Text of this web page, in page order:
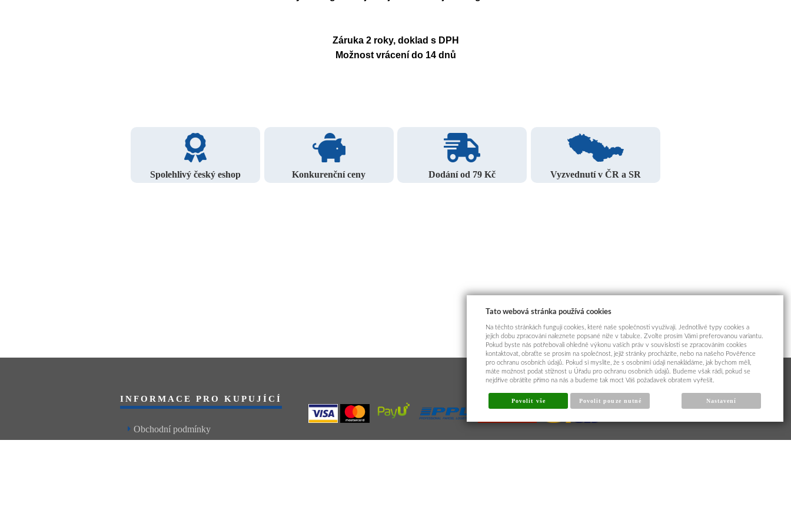
Záruka 2 roky, doklad s DPH
Možnost vrácení do 14 dnů
Spolehlivý český eshop Konkurenční ceny Dodání od 79 Kč Vyzvednutí v ČR a SR
INFORMACE PRO KUPUJÍCÍ
Obchodní podmínky
Tato webová stránka používá cookies
Na těchto stránkách fungují cookies, které naše společnosti využívají. Jednotlivé typy cookies a
jejich dobu zpracování naleznete popsané níže v tabulce. Zvolte prosím Vámi preferovanou variantu.
Pokud byste nás potřebovali ohledně výkonu vašich práv v souvislosti se zpracováním cookies
kontaktovat, obraťte se prosím na společnost, jejíž stránky procházíte, nebo na našeho Pověřence
pro ochranu osobních údajů. Pokud si myslíte, že s osobními údaji nenakládáme, jak bychom měli,
máte možnost podat stížnost u Úřadu pro ochranu osobních údajů. Budeme však rádi, pokud se
nejdříve obrátíte přímo na nás a budeme tak moct Váš požadavek obratem vyřešit.
Povolit vše Povolit pouze nutné Nastavení